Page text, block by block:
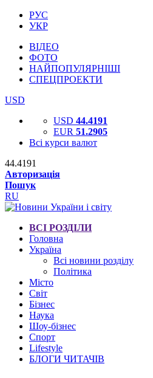
РУС
УКР
ВІДЕО
ФОТО
НАЙПОПУЛЯРНІШІ
СПЕЦПРОЕКТИ
USD
USD 44.4191
EUR 51.2905
Всі курси валют
44.4191
Авторизація
Пошук
RU
ВСІ РОЗДІЛИ
Головна
Україна
Всі новини розділу
Політика
Місто
Світ
Бізнес
Наука
Шоу-бізнес
Спорт
Lifestyle
БЛОГИ ЧИТАЧІВ